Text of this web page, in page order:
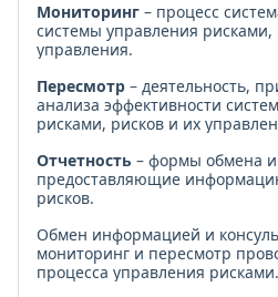
Мониторинг – процесс
системы управления рисками,
управления.
Пересмотр – деятельность,
анализа эффективности
рисками, рисков и их
Отчетность – формы обмена
предоставляющие
рисков.
Обмен информацией и
мониторинг и пересмотр
процесса управления рисками.